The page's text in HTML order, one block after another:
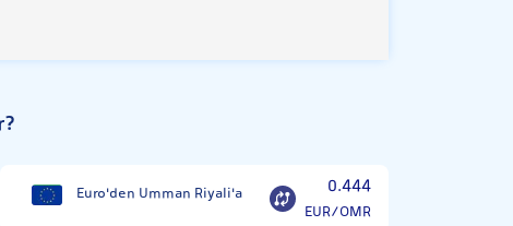
Euro'den Umman Riyali'a 0.444
EUR/OMR